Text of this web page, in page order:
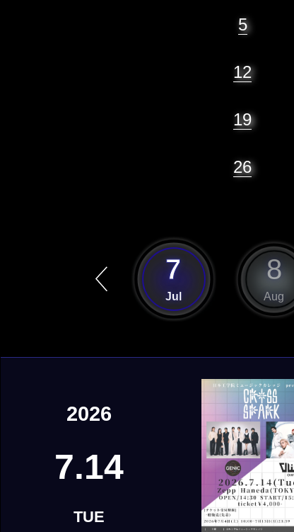
5
12
19
26
7
Jul
8
Aug
2026
7.14
TUE